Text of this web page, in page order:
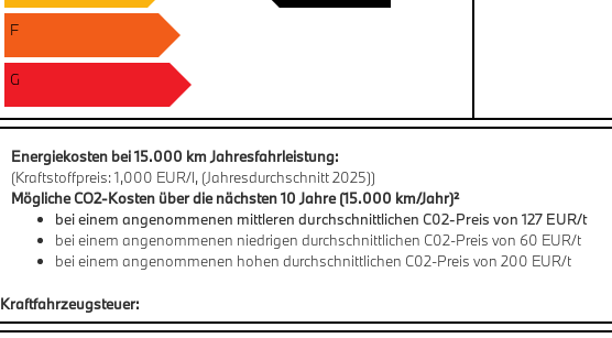
F
G
Energiekosten bei 15.000 km Jahresfahrleistung:
(Kraftstoffpreis: 1,000 EUR/l, (Jahresdurchschnitt 2025))
Mögliche CO2-Kosten über die nächsten 10 Jahre (15.000 km/Jahr)²
bei einem angenommenen mittleren durchschnittlichen C02-Preis von 127 EUR/t
bei einem angenommenen niedrigen durchschnittlichen C02-Preis von 60 EUR/t
bei einem angenommenen hohen durchschnittlichen C02-Preis von 200 EUR/t
Kraftfahrzeugsteuer: